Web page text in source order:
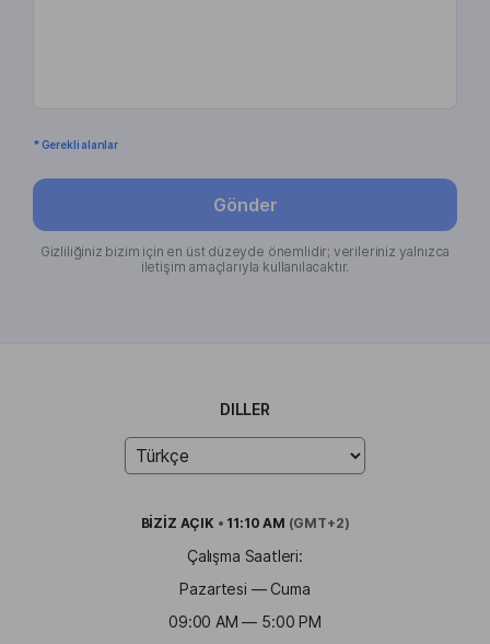
* Gerekli alanlar
Gönder
Gizliliğiniz bizim için en üst düzeyde önemlidir; verileriniz yalnızca
iletişim amaçlarıyla kullanılacaktır.
DILLER
BİZİZ AÇIK • 11:10 AM (GMT+2)
Çalışma Saatleri:
Pazartesi — Cuma
09:00 AM — 5:00 PM